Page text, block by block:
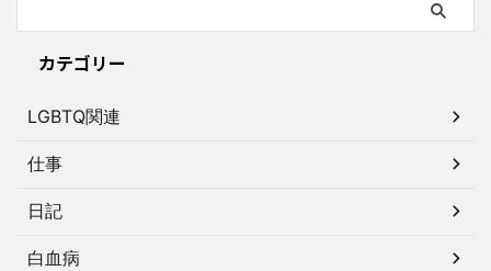
カテゴリー
LGBTQ関連
仕事
日記
白血病